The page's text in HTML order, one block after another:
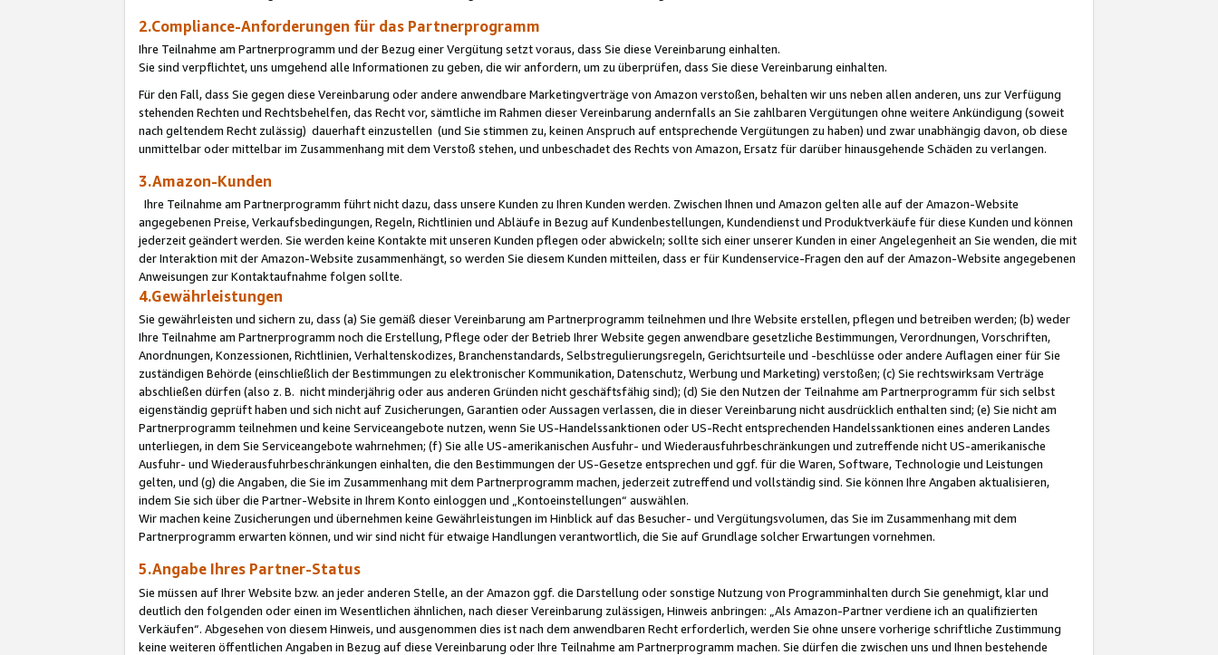
2.Compliance-Anforderungen für das Partnerprogramm
Ihre Teilnahme am Partnerprogramm und der Bezug einer Vergütung setzt voraus, dass Sie diese Vereinbarung einhalten.
Sie sind verpflichtet, uns umgehend alle Informationen zu geben, die wir anfordern, um zu überprüfen, dass Sie diese Vereinbarung einhalten.
Für den Fall, dass Sie gegen diese Vereinbarung oder andere anwendbare Marketingverträge von Amazon verstoßen, behalten wir uns neben allen anderen, uns zur Verfügung
stehenden Rechten und Rechtsbehelfen, das Recht vor, sämtliche im Rahmen dieser Vereinbarung andernfalls an Sie zahlbaren Vergütungen ohne weitere Ankündigung (soweit
nach geltendem Recht zulässig) dauerhaft einzustellen (und Sie stimmen zu, keinen Anspruch auf entsprechende Vergütungen zu haben) und zwar unabhängig davon, ob diese
unmittelbar oder mittelbar im Zusammenhang mit dem Verstoß stehen, und unbeschadet des Rechts von Amazon, Ersatz für darüber hinausgehende Schäden zu verlangen.
3.Amazon-Kunden
Ihre Teilnahme am Partnerprogramm führt nicht dazu, dass unsere Kunden zu Ihren Kunden werden. Zwischen Ihnen und Amazon gelten alle auf der Amazon-Website
angegebenen Preise, Verkaufsbedingungen, Regeln, Richtlinien und Abläufe in Bezug auf Kundenbestellungen, Kundendienst und Produktverkäufe für diese Kunden und können
jederzeit geändert werden. Sie werden keine Kontakte mit unseren Kunden pflegen oder abwickeln; sollte sich einer unserer Kunden in einer Angelegenheit an Sie wenden, die mit
der Interaktion mit der Amazon-Website zusammenhängt, so werden Sie diesem Kunden mitteilen, dass er für Kundenservice-Fragen den auf der Amazon-Website angegebenen
Anweisungen zur Kontaktaufnahme folgen sollte.
4.Gewährleistungen
Sie gewährleisten und sichern zu, dass (a) Sie gemäß dieser Vereinbarung am Partnerprogramm teilnehmen und Ihre Website erstellen, pflegen und betreiben werden; (b) weder
Ihre Teilnahme am Partnerprogramm noch die Erstellung, Pflege oder der Betrieb Ihrer Website gegen anwendbare gesetzliche Bestimmungen, Verordnungen, Vorschriften,
Anordnungen, Konzessionen, Richtlinien, Verhaltenskodizes, Branchenstandards, Selbstregulierungsregeln, Gerichtsurteile und -beschlüsse oder andere Auflagen einer für Sie
zuständigen Behörde (einschließlich der Bestimmungen zu elektronischer Kommunikation, Datenschutz, Werbung und Marketing) verstoßen; (c) Sie rechtswirksam Verträge
abschließen dürfen (also z. B. nicht minderjährig oder aus anderen Gründen nicht geschäftsfähig sind); (d) Sie den Nutzen der Teilnahme am Partnerprogramm für sich selbst
eigenständig geprüft haben und sich nicht auf Zusicherungen, Garantien oder Aussagen verlassen, die in dieser Vereinbarung nicht ausdrücklich enthalten sind; (e) Sie nicht am
Partnerprogramm teilnehmen und keine Serviceangebote nutzen, wenn Sie US-Handelssanktionen oder US-Recht entsprechenden Handelssanktionen eines anderen Landes
unterliegen, in dem Sie Serviceangebote wahrnehmen; (f) Sie alle US-amerikanischen Ausfuhr- und Wiederausfuhrbeschränkungen und zutreffende nicht US-amerikanische
Ausfuhr- und Wiederausfuhrbeschränkungen einhalten, die den Bestimmungen der US-Gesetze entsprechen und ggf. für die Waren, Software, Technologie und Leistungen
gelten, und (g) die Angaben, die Sie im Zusammenhang mit dem Partnerprogramm machen, jederzeit zutreffend und vollständig sind. Sie können Ihre Angaben aktualisieren,
indem Sie sich über die Partner-Website in Ihrem Konto einloggen und „Kontoeinstellungen“ auswählen.
Wir machen keine Zusicherungen und übernehmen keine Gewährleistungen im Hinblick auf das Besucher- und Vergütungsvolumen, das Sie im Zusammenhang mit dem
Partnerprogramm erwarten können, und wir sind nicht für etwaige Handlungen verantwortlich, die Sie auf Grundlage solcher Erwartungen vornehmen.
5.Angabe Ihres Partner-Status
Sie müssen auf Ihrer Website bzw. an jeder anderen Stelle, an der Amazon ggf. die Darstellung oder sonstige Nutzung von Programminhalten durch Sie genehmigt, klar und
deutlich den folgenden oder einen im Wesentlichen ähnlichen, nach dieser Vereinbarung zulässigen, Hinweis anbringen: „Als Amazon-Partner verdiene ich an qualifizierten
Verkäufen“. Abgesehen von diesem Hinweis, und ausgenommen dies ist nach dem anwendbaren Recht erforderlich, werden Sie ohne unsere vorherige schriftliche Zustimmung
keine weiteren öffentlichen Angaben in Bezug auf diese Vereinbarung oder Ihre Teilnahme am Partnerprogramm machen. Sie dürfen die zwischen uns und Ihnen bestehende